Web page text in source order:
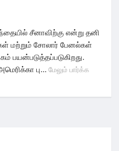
சீனாவிற்கு என்று தனி
மற்றும் சோலார் பேனல்கள்
பயன்படுத்தப்படுகிறது.
பு... மேலும் பார்க்க